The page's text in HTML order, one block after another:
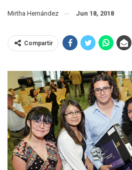
Mirtha Hernández Jun 18, 2018
Compartir